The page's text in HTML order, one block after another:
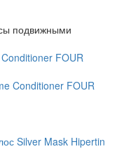
подвижными
FOUR
Silver Mask Hipertin